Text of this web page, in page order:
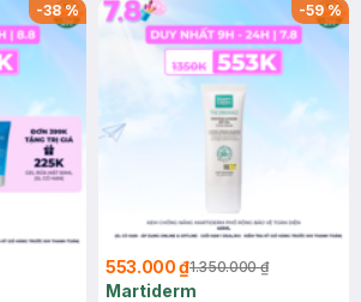
-38% -59%
553.000 ₫1.350.000 ₫
Martiderm